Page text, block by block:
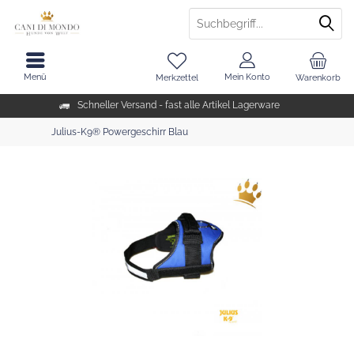
Schneller Versand - fast alle Artikel Lagerware
Warenkorb
Merkzettel Mein Konto
Menü
Julius-K9® Powergeschirr Blau